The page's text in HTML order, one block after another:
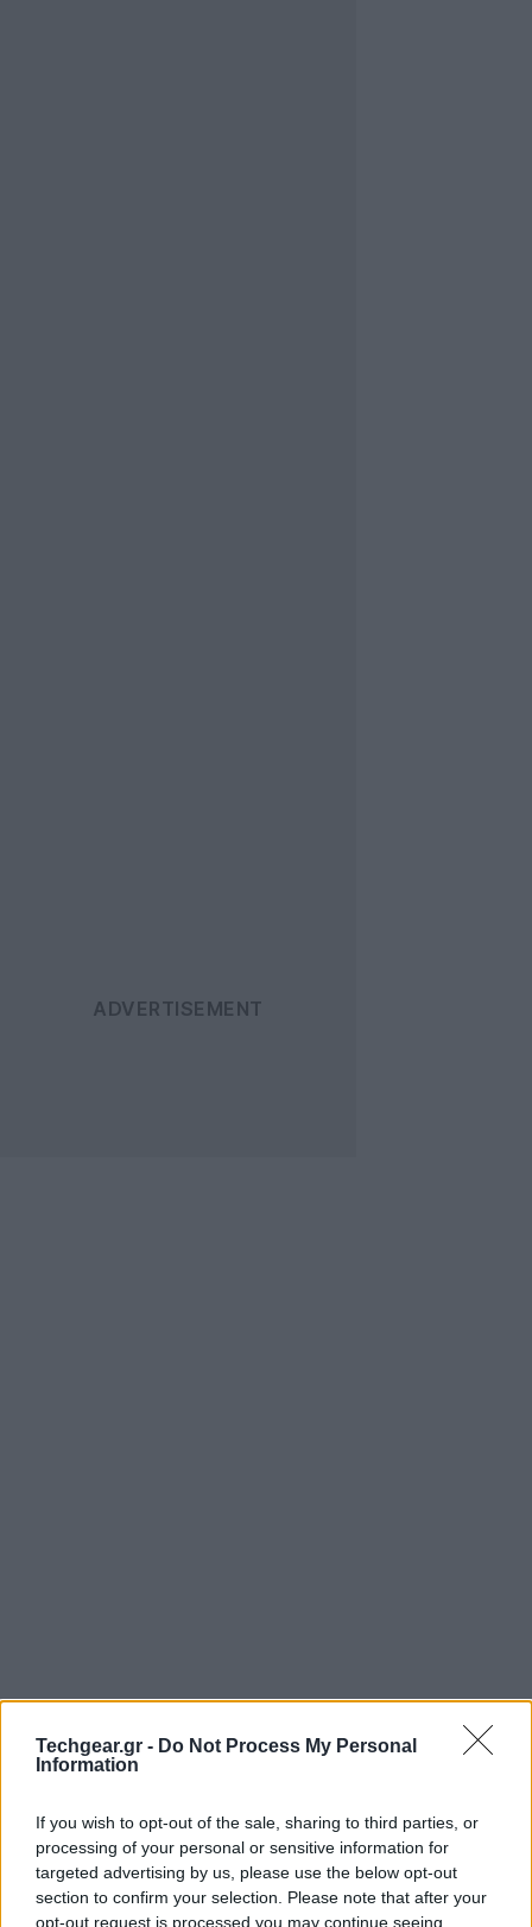
Techgear.gr - Do Not Process My Personal
Information
If you wish to opt-out of the sale, sharing to third parties, or
processing of your personal or sensitive information for
targeted advertising by us, please use the below opt-out
section to confirm your selection. Please note that after your
opt-out request is processed you may continue seeing
Έχεις αναρωτηθεί ποτέ γιατί ανατριχιάζουμε και
σηκώνονται οι τρίχες μας όταν φοβόμαστε ή
φαινόμενο της ανατριχίλας (goosebumps) αποτελεί
την προσπάθεια του σώματος μας να προστατευτεί. Οι
μικροσκοπικοί μύες που συνδέονται με τον κάθε
θήλακα της τρίχας συστέλλονται, το δέρμα